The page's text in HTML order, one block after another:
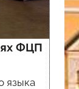
ФЦП
языка